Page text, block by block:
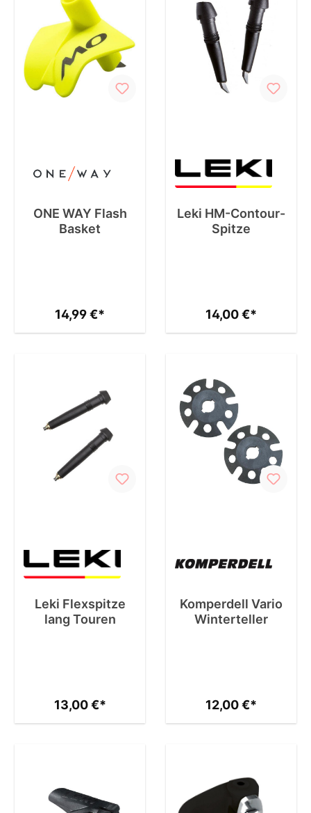
ONE WAY Flash
Basket
14,99 €*
Leki HM-Contour-
Spitze
14,00 €*
Leki Flexspitze
lang Touren
13,00 €*
Komperdell Vario
Winterteller
12,00 €*